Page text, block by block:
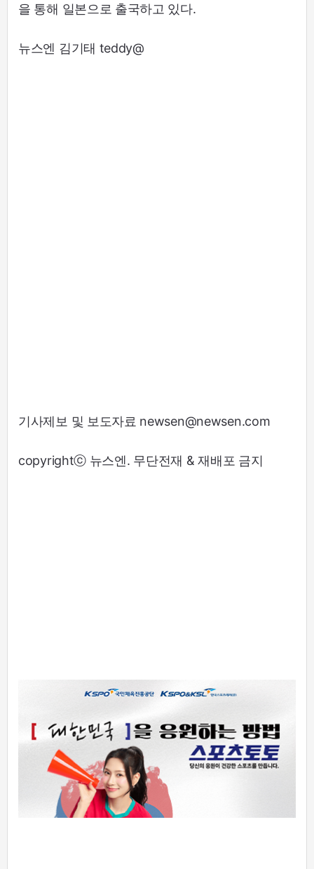
을 통해 일본으로 출국하고 있다.
뉴스엔 김기태 teddy@
기사제보 및 보도자료 newsen@newsen.com
copyrightⓒ 뉴스엔. 무단전재 & 재배포 금지